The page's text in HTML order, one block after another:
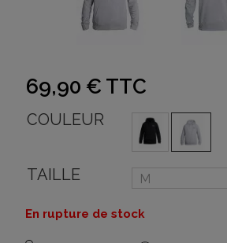
69,90 € TTC
COULEUR
TAILLE
En rupture de stock